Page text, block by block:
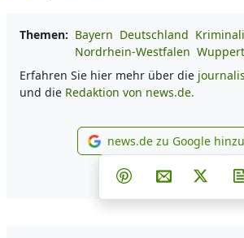
Themen: Bayern Deutschland
Nordrhein-Westfalen
Erfahren Sie hier mehr über die
und die Redaktion von news.de.
news.de
news.de zu Google
Teilen aufTeilen auf
Teilen aufPer E-Mail
Post